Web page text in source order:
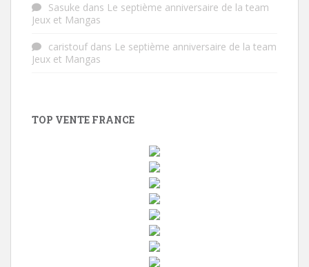
Sasuke dans Le septième anniversaire de la team
Jeux et Mangas
caristoufdans Le septième anniversaire de la team
Jeux et Mangas
TOP VENTE FRANCE